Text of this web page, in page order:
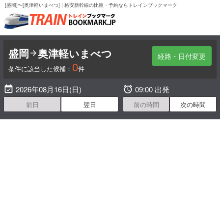
[盛岡]〜[奥津軽いまべつ] | 格安新幹線の比較・予約ならトレインブックマーク
経路・日付変更
盛岡 奥津軽いまべつ
条件に該当した候補： 0件
 2026年08月16日(日)
前日 翌日
 09:00 出発
前の時間 次の時間